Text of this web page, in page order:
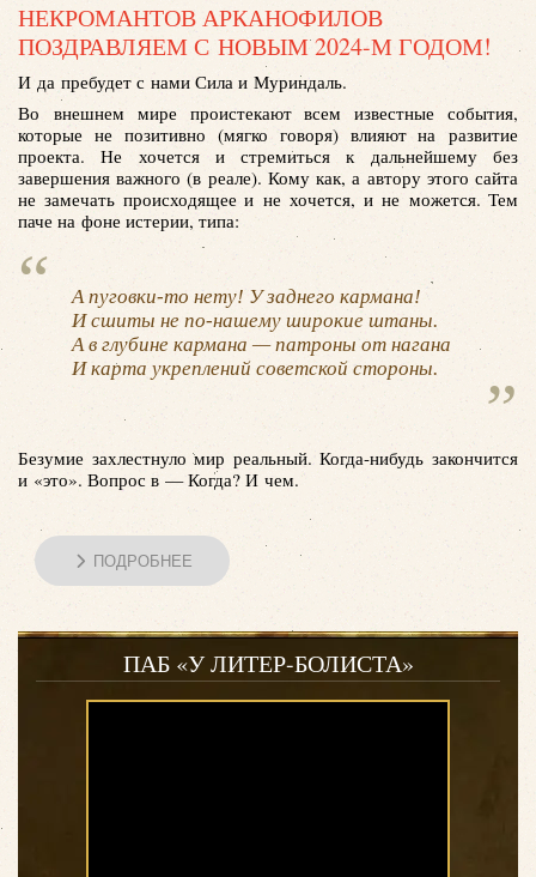
НЕКРОМАНТОВ АРКАНОФИЛОВ
ПОЗДРАВЛЯЕМ С НОВЫМ 2024-М ГОДОМ!
И да пребудет с нами Сила и Муриндаль.
Во внешнем мире проистекают всем известные события,
которые не позитивно (мягко говоря) влияют на развитие
проекта. Не хочется и стремиться к дальнейшему без
завершения важного (в реале). Кому как, а автору этого сайта
не замечать происходящее и не хочется, и не можется. Тем
паче на фоне истерии, типа:
А пуговки-то нету! У заднего кармана!
И сшиты не по-нашему широкие штаны.
А в глубине кармана — патроны от нагана
И карта укреплений советской стороны.
Безумие захлестнуло мир реальный. Когда-нибудь закончится
и «это». Вопрос в — Когда? И чем.
ПОДРОБНЕЕ
ПАБ «У ЛИТЕР-БОЛИСТА»